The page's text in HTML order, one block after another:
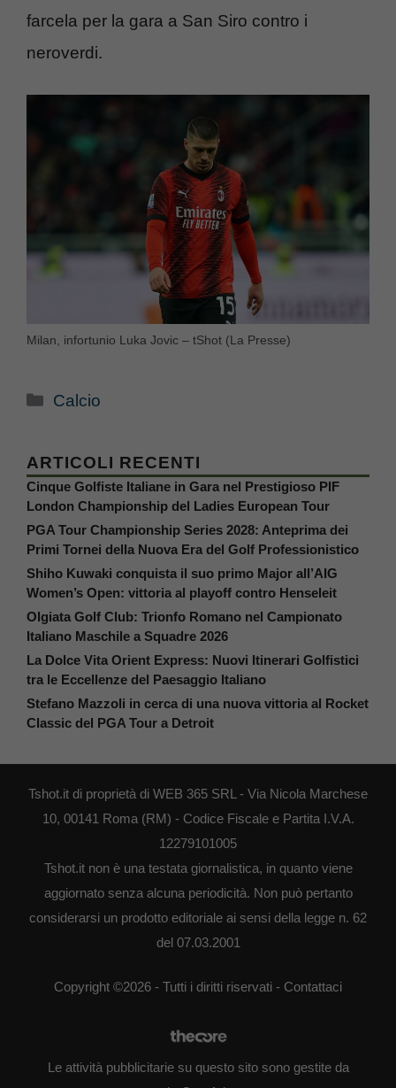
farcela per la gara a San Siro contro i
neroverdi.
Milan, infortunio Luka Jovic – tShot (La Presse)
Categorie
Calcio
ARTICOLI RECENTI
Cinque Golfiste Italiane in Gara nel Prestigioso PIF
London Championship del Ladies European Tour
PGA Tour Championship Series 2028: Anteprima dei
Primi Tornei della Nuova Era del Golf Professionistico
Shiho Kuwaki conquista il suo primo Major all’AIG
Women’s Open: vittoria al playoff contro Henseleit
Olgiata Golf Club: Trionfo Romano nel Campionato
Italiano Maschile a Squadre 2026
La Dolce Vita Orient Express: Nuovi Itinerari Golfistici
tra le Eccellenze del Paesaggio Italiano
Stefano Mazzoli in cerca di una nuova vittoria al Rocket
Classic del PGA Tour a Detroit
Tshot.it di proprietà di WEB 365 SRL - Via Nicola Marchese
10, 00141 Roma (RM) - Codice Fiscale e Partita I.V.A.
12279101005
Tshot.it non è una testata giornalistica, in quanto viene
aggiornato senza alcuna periodicità. Non può pertanto
considerarsi un prodotto editoriale ai sensi della legge n. 62
del 07.03.2001
Copyright ©2026 - Tutti i diritti riservati - Contattaci
Le attività pubblicitarie su questo sito sono gestite da